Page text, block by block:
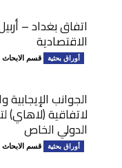
اتفاق بغداد –
الاقتصادية
أوراق بحثية قسم الابحاث
الجوانب
لاتفاقية (لاهاي)
الدولي الخاص
أوراق بحثية قسم الابحاث